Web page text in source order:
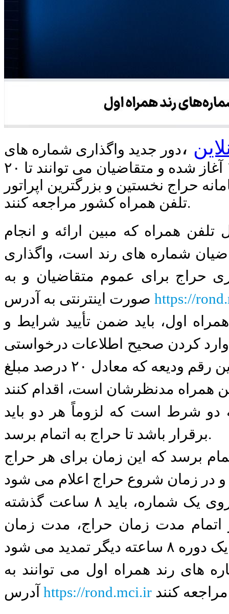
،دور جدید واگذاری شماره های
رند همراه اول از امروز شنبه ۱۰ خرداد ۱۴۰۴ آغاز شده و متقاضیان می توانند تا ۲۰
حراج نخستین و بزرگترین اپراتور
تلفن همراه کشور مراجعه کنند.
همراه که مبین ارائه و انجام
شماره های رند است، واگذاری
حراج برای عموم متقاضیان و به
https://
اول، باید ضمن تأیید شرایط و
کردن صحیح اطلاعات درخواستی
و هویتی در سامانه مذکور، نسبت به واریز آنلاین رقم ودیعه که معادل ۲۰ درصد مبلغ
دو شرط است که لزوماً هر دو باید
برقرار باشد تا حراج به اتمام برسد.
برسد که این زمان برای هر حراج
دیگری هم اینکه از آخرین پیشنهاد قیمت بر روی یک شماره، باید ۸ ساعت گذشته
اتمام مدت زمان حراج، مدت زمان
رند همراه اول می توانند به
https://rond.mci.ir